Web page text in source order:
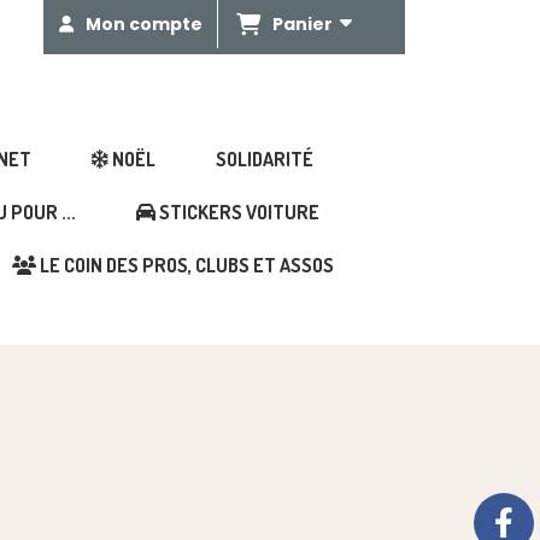
Mon compte Panier
NOËL SOLIDARITÉ
POUR ... STICKERS VOITURE
LE COIN DES PROS, CLUBS ET ASSOS